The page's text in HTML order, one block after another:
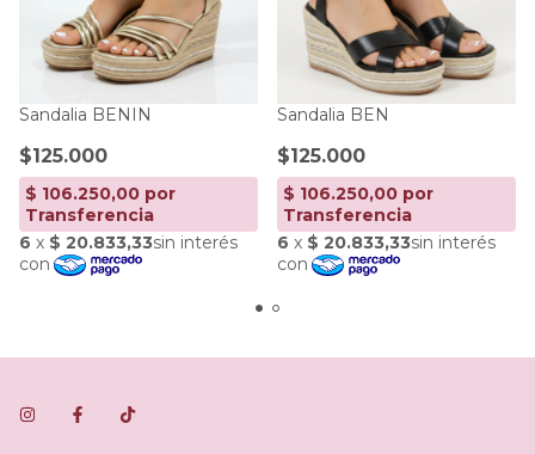
Sandalia BENIN
$125.000
Sandalia BEN
$125.000